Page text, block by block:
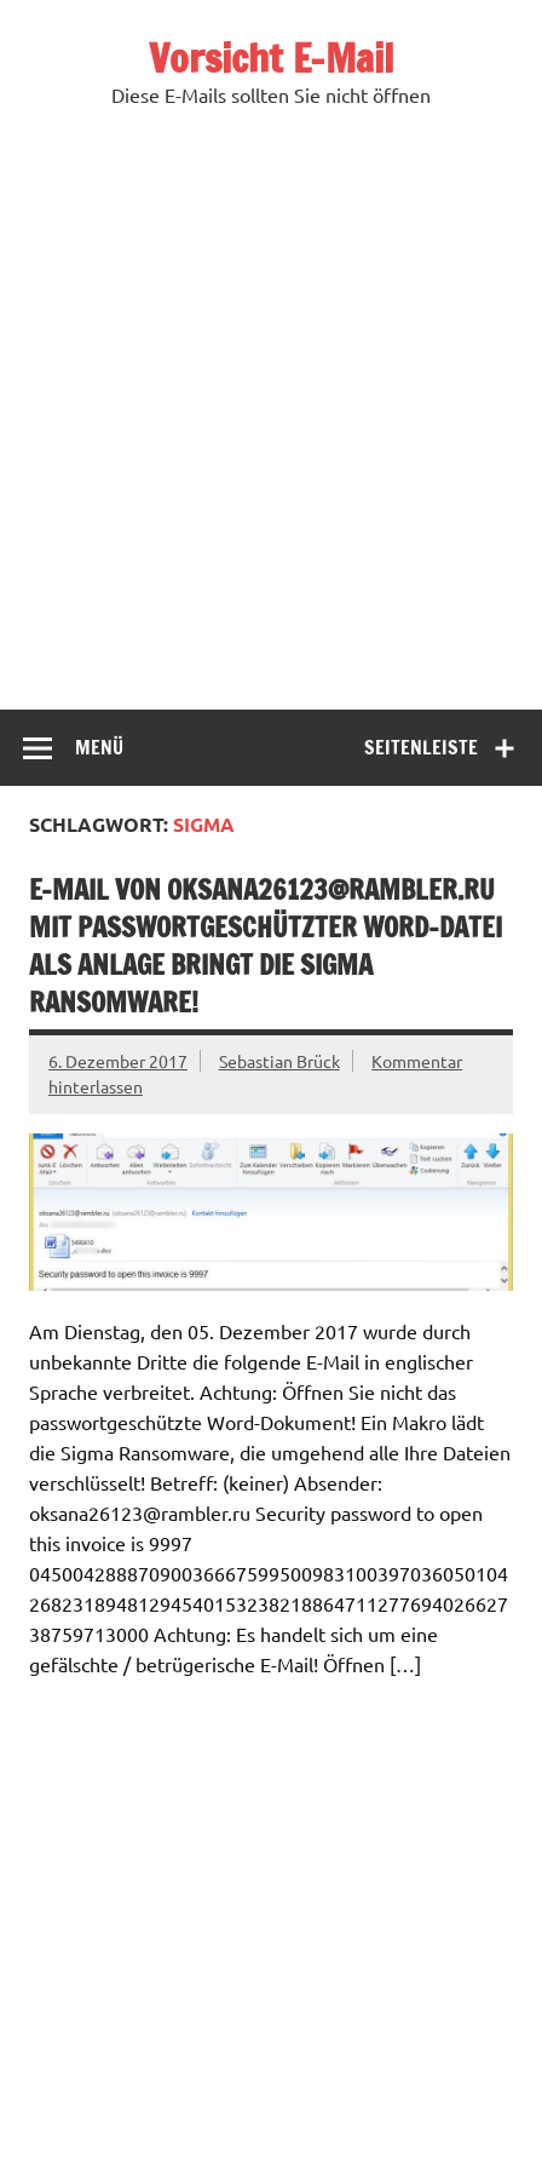
Vorsicht E-Mail
Diese E-Mails sollten Sie nicht öffnen
SEITENLEISTE
MENÜ
SCHLAGWORT:SIGMA
E-MAIL VON OKSANA26123@RAMBLER.RU
MIT PASSWORTGESCHÜTZTER WORD-DATEI
ALS ANLAGE BRINGT DIE SIGMA
RANSOMWARE!
6. Dezember 2017 Sebastian Brück
Kommentar
hinterlassen
Am Dienstag, den 05. Dezember 2017 wurde durch
unbekannte Dritte die folgende E-Mail in englischer
Sprache verbreitet. Achtung: Öffnen Sie nicht das
passwortgeschützte Word-Dokument! Ein Makro lädt
die Sigma Ransomware, die umgehend alle Ihre Dateien
verschlüsselt! Betreff: (keiner) Absender:
oksana26123@rambler.ru Security password to open
this invoice is 9997
04500428887090036667599500983100397036050104
26823189481294540153238218864711277694026627
38759713000 Achtung: Es handelt sich um eine
gefälschte / betrügerische E-Mail! Öffnen […]